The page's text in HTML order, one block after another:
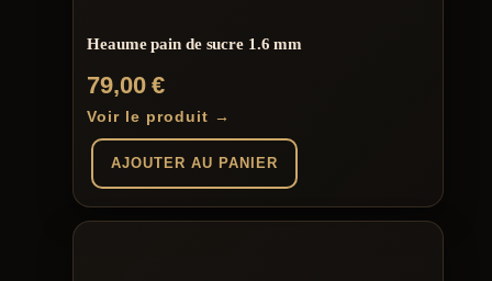
Heaume pain de sucre 1.6 mm
79,00€
Voir le produit →
AJOUTER AU PANIER